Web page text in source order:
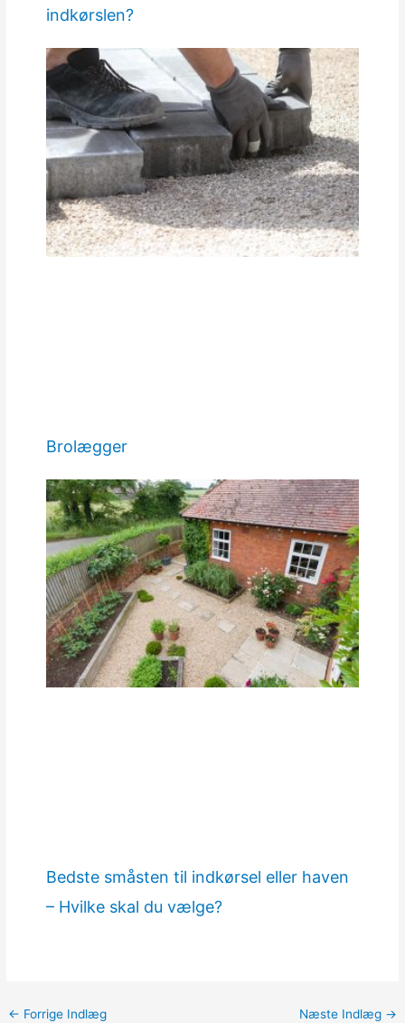
indkørslen?
Brolægger
Bedste småsten til indkørsel eller haven
– Hvilke skal du vælge?
← Forrige Indlæg Næste Indlæg →